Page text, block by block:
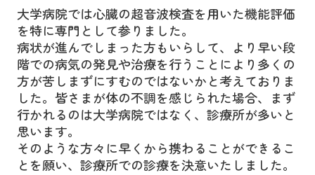
大学病院では心臓の超音波検査を用いた機能評価
を特に専門として参りました。
病状が進んでしまった方もいらして、より早い段
階での病気の発見や治療を行うことにより多くの
方が苦しまずにすむのではないかと考えておりま
した。皆さまが体の不調を感じられた場合、まず
行かれるのは大学病院ではなく、診療所が多いと
思います。
そのような方々に早くから携わることができるこ
とを願い、診療所での診療を決意いたしました。